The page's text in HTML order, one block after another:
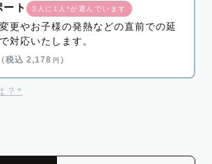
ト 3人に1人*が選んでいます
更やお子様の発熱などの直前での延
対応いたします。
（税込 2,178 円 ）
？*